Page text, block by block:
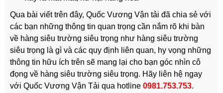
Qua bài viết trên đây, Quốc Vương Vận tải đã chia sẻ với
các bạn những thông tin quan trọng cần nắm rõ khi bàn
về hàng siêu trường siêu trọng như hàng siêu trường
siêu trọng là gì và các quy định liên quan, hy vọng những
thông tin hữu ích trên sẽ mang lại cho bạn góc nhìn cô
đọng về hàng siêu trường siêu trọng. Hãy liên hệ ngay
với Quốc Vương Vận Tải qua hotline 0981.753.753.